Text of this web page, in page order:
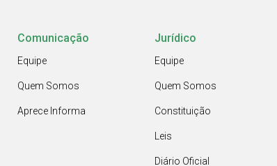
Comunicação
Equipe
Quem Somos
Aprece Informa
Jurídico
Equipe
Quem Somos
Constituição
Leis
Diário Oficial